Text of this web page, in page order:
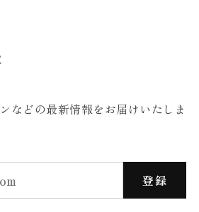
などの最新情報をお届けいたしま
登録